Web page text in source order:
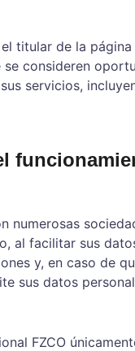
titular de la
consideren
servicios,
numerosas
al facilitar sus
y, en caso de
sus datos
FZCO